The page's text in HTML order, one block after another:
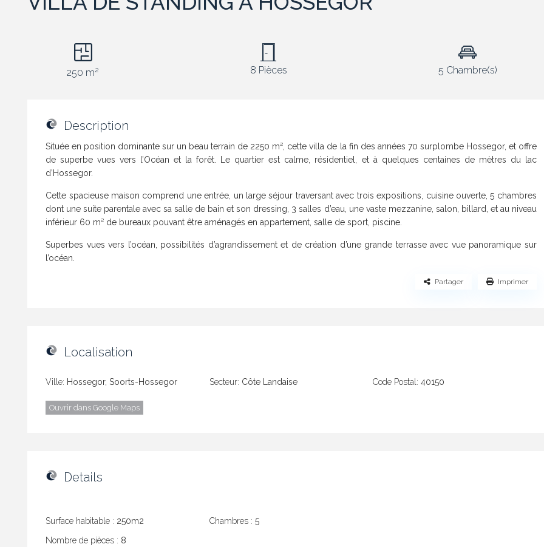
250 m2 8 Pièces 5 Chambre(s)
Description
Située en position dominante sur un beau terrain de 2250 m², cette villa de la fin des années 70 surplombe Hossegor, et offre
de superbe vues vers l’Océan et la forêt. Le quartier est calme, résidentiel, et à quelques centaines de mètres du lac
d’Hossegor.
Cette spacieuse maison comprend une entrée, un large séjour traversant avec trois expositions, cuisine ouverte, 5 chambres
dont une suite parentale avec sa salle de bain et son dressing, 3 salles d’eau, une vaste mezzanine, salon, billard, et au niveau
inférieur 60 m² de bureaux pouvant être aménagés en appartement, salle de sport, piscine.
Superbes vues vers l’océan, possibilités d’agrandissement et de création d’une grande terrasse avec vue panoramique sur
l’océan.
Partager Imprimer
Localisation
Ville: Hossegor, Soorts-Hossegor Secteur: Côte Landaise Code Postal: 40150
Ouvrir dans Google Maps
Details
Surface habitable : 250m2
Nombre de pièces : 8
Chambres : 5